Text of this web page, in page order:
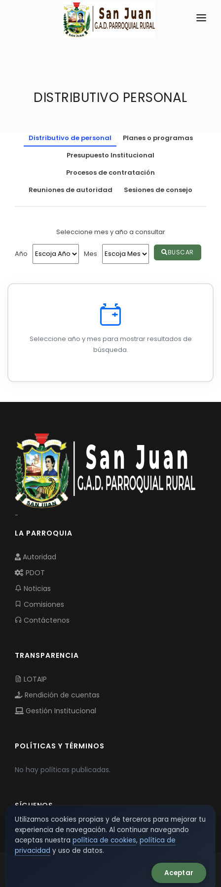
RESEÑA HISTÓRICA
Símbolos Cívicos
Ubicación
GESTIÓN Y PRESUPUESTO
GESTIÓN INSTITUCIONAL
Convocatorias
GESTIÓN ADMINISTRATIVA
Plan Operativo Anual - POA
Convenios Institucionales
PRESUPUESTO: EJECUCIÓN Y REPORTES
Procesos de contratación
Ejecución Presupuestaria
MECANISMOS DE PARTICIPACIÓN
CIUDADANÍA ACTIVA
DISTRIBUTIVO PERSONAL
Distributivo de personal
Planes o programas
Presupuesto Institucional
Procesos de contratación
Reuniones de autoridad
Sesiones de consejo
Seleccione mes y año a consultar
Año Mes BUSCAR
Seleccione año y mes para mostrar resultados de
búsqueda.
-
LA PARROQUIA
Autoridad
PDOT
Noticias
Comisiones
Contáctenos
TRANSPARENCIA
LOTAIP
Rendición de cuentas
Gestión Institucional
POLÍTICAS Y TÉRMINOS
No hay políticas publicadas.
SÍGUENOS
© 2026 TSW - TecnoServiWeb. All Rights Reserved.
Utilizamos cookies propias y de terceros para mejorar tu
experiencia de navegación. Al continuar navegando
aceptas nuestra política de cookies, política de
privacidad y uso de datos.
Aceptar